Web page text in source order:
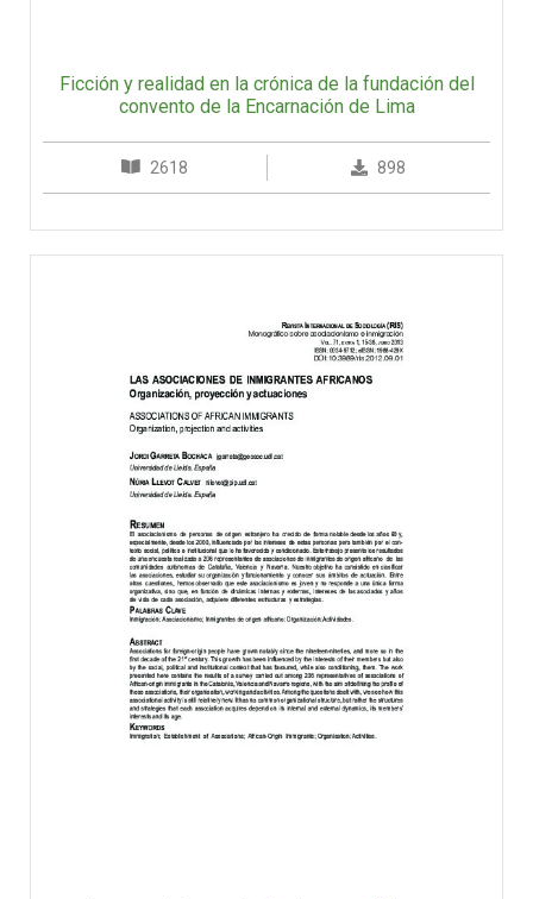
Ficción y realidad en la crónica de la fundación del
convento de la Encarnación de Lima
2618 898